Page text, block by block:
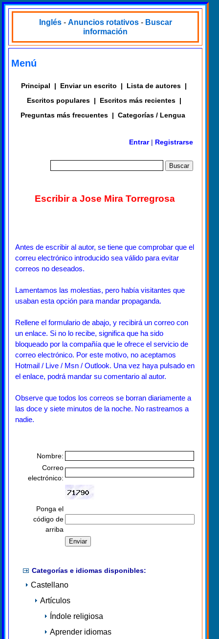
Inglés- Anuncios rotativos- Buscar
información
Menú
Principal | Enviar un escrito | Lista de autores |
Escritos populares | Escritos más recientes |
Preguntas más frecuentes | Categorías / Lengua
Entrar| Registrarse
Escribir a Jose Mira Torregrosa
Antes de escribir al autor, se tiene que comprobar que el
correu electrónico introducido sea válido para evitar
correos no deseados.
Lamentamos las molestias, pero había visitantes que
usaban esta opción para mandar propaganda.
Rellene el formulario de abajo, y recibirá un correo con
un enlace. Si no lo recibe, significa que ha sido
bloqueado por la compañía que le ofrece el servicio de
correo electrónico. Por este motivo, no aceptamos
Hotmail / Live / Msn / Outlook. Una vez haya pulsado en
el enlace, podrá mandar su comentario al autor.
Observe que todos los correos se borran diariamente a
las doce y siete minutos de la noche. No rastreamos a
nadie.
Nombre:
Correo
electrónico:
Ponga el
código de
arriba
Categorías e idiomas disponibles:
Castellano
Artículos
Índole religiosa
Aprender idiomas